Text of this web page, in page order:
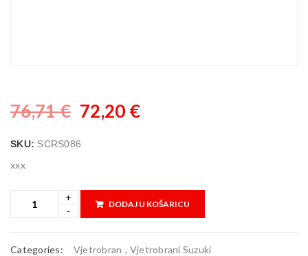
76,71€ 72,20 €
SKU: SCRS086
xxx
DODAJ U KOŠARICU
Categories: Vjetrobran , Vjetrobrani Suzuki